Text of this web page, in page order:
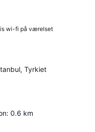
wi-fi på værelset
Tyrkiet
: 0.6 km